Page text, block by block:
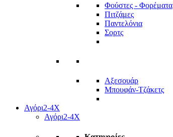
Φούστες - Φορέματα
Πιτζάμες
Παντελόνια
Σορτς
Αξεσουάρ
Μπουφάν-Τζάκετς
Αγόρι2-4Χ
Αγόρι2-4Χ